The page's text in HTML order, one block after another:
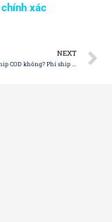
xác
NEXT